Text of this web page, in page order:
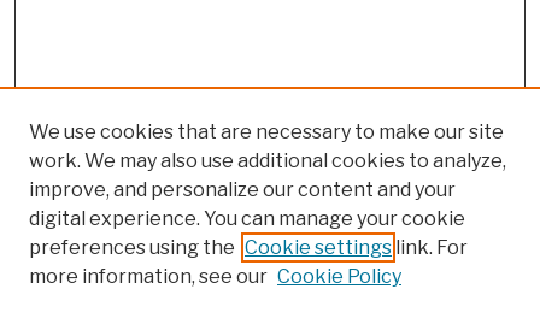
We use cookies that are necessary to make our site
work. We may also use additional cookies to analyze,
improve, and personalize our content and your
digital experience. You can manage your cookie
preferences using the Cookie settings link. For
more information, see our Cookie Policy